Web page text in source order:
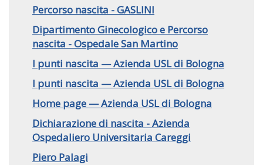
Percorso nascita - GASLINI
Dipartimento Ginecologico e Percorso
nascita - Ospedale San Martino
I punti nascita — Azienda USL di Bologna
I punti nascita — Azienda USL di Bologna
Home page — Azienda USL di Bologna
Dichiarazione di nascita - Azienda
Ospedaliero Universitaria Careggi
Piero Palagi